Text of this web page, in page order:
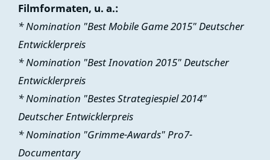
Filmformaten, u. a.:
* Nomination "Best Mobile Game 2015" Deutscher
Entwicklerpreis
* Nomination "Best Inovation 2015" Deutscher
Entwicklerpreis
* Nomination "Bestes Strategiespiel 2014"
Deutscher Entwicklerpreis
* Nomination "Grimme-Awards" Pro7-
Documentary